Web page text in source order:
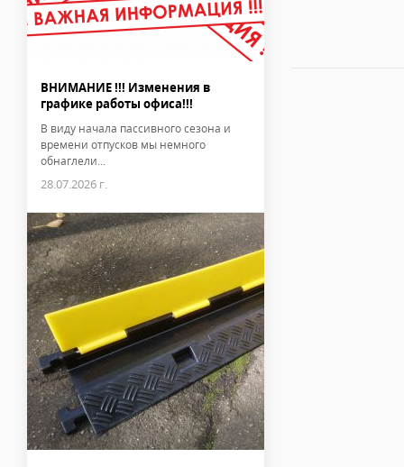
ВНИМАНИЕ !!! Изменения в
графике работы офиса!!!
В виду начала пассивного сезона и
времени отпусков мы немного
обнаглели...
28.07.2026 г.